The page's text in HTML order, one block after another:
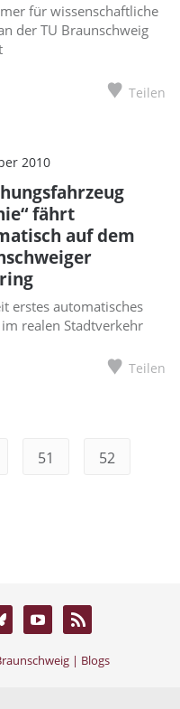
für wissenschaftliche
der TU Braunschweig
Teilen
2010
fährt
auf dem
erstes automatisches
realen Stadtverkehr
Teilen
51 52
| Blogs